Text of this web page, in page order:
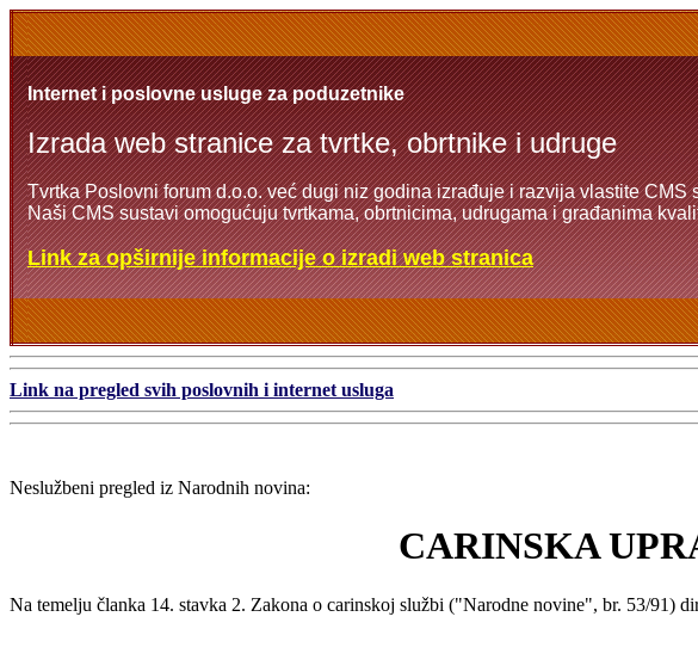
Internet i poslovne usluge za poduzetnike
Izrada web stranice za tvrtke, obrtnike i udruge
Tvrtka Poslovni forum d.o.o. već dugi niz godina izrađuje i razvija vlastite CMS
Naši CMS sustavi omogućuju tvrtkama, obrtnicima, udrugama i građanima
Link za opširnije informacije o izradi web stranica
Link na pregled svih poslovnih i internet usluga
Neslužbeni pregled iz Narodnih novina:
CARINSKA
Na temelju članka 14. stavka 2. Zakona o carinskoj službi ("Narodne novine", br. 53/91)